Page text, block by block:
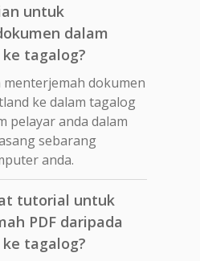
untuk
dalam
tagalog?
menterjemah dokumen
ke dalam tagalog
pelayar anda dalam
sebarang
anda.
tutorial untuk
PDF daripada
tagalog?